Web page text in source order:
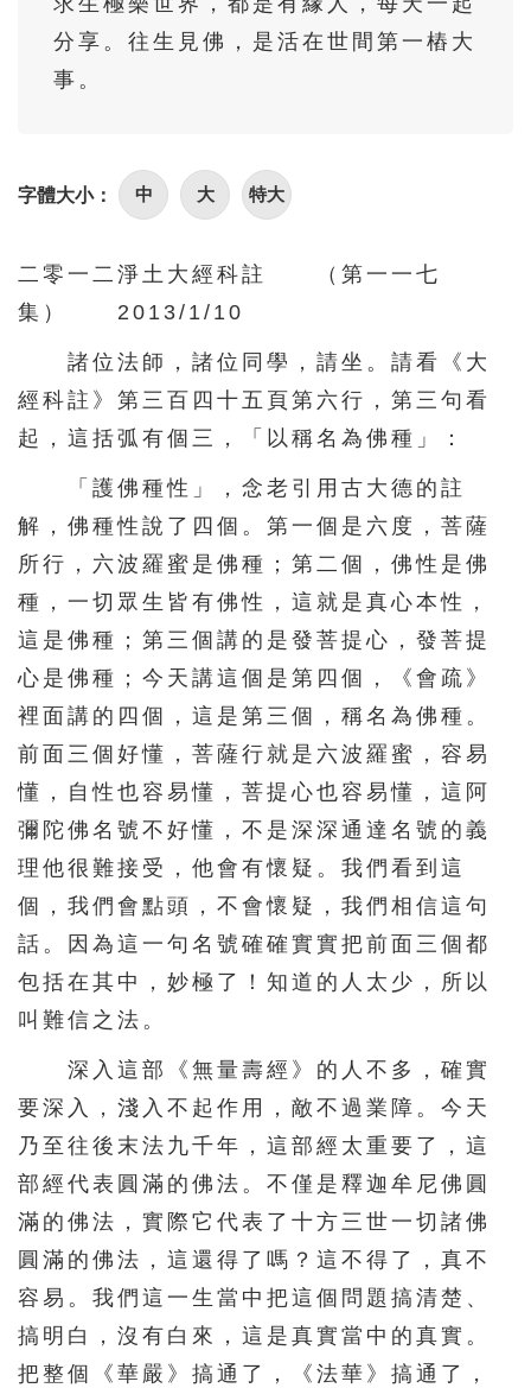
86 88 89 90
106 107 108
117 118 119
131 132 133 134
141 142 143 144 145
146 147 148 149 150
151 152 153 154 155
156 157 158 159 160
166 167 168 169 170
171 172 173 174 175
176 177 178 179 180
181 182 183 184 185
186 187 188 189 190
196
201 202 203 204 205
206 207 208 209 210
211 212 213 214 215
216 217 218 219 220
221 222 223 225
231 232 233 234 235
236 237 238 239 240
分享。往生見佛，是活在世間第一樁大
事。
字體大小： 中 大 特大
二零一二淨土大經科註 （第一一七
集） 2013/1/10
諸位法師，諸位同學，請坐。請看《大
經科註》第三百四十五頁第六行，第三句看
起，這括弧有個三，「以稱名為佛種」：
「護佛種性」，念老引用古大德的註
解，佛種性說了四個。第一個是六度，菩薩
所行，六波羅蜜是佛種；第二個，佛性是佛
種，一切眾生皆有佛性，這就是真心本性，
這是佛種；第三個講的是發菩提心，發菩提
心是佛種；今天講這個是第四個，《會疏》
裡面講的四個，這是第三個，稱名為佛種。
前面三個好懂，菩薩行就是六波羅蜜，容易
懂，自性也容易懂，菩提心也容易懂，這阿
彌陀佛名號不好懂，不是深深通達名號的義
理他很難接受，他會有懷疑。我們看到這
個，我們會點頭，不會懷疑，我們相信這句
話。因為這一句名號確確實實把前面三個都
包括在其中，妙極了！知道的人太少，所以
叫難信之法。
深入這部《無量壽經》的人不多，確實
要深入，淺入不起作用，敵不過業障。今天
乃至往後末法九千年，這部經太重要了，這
部經代表圓滿的佛法。不僅是釋迦牟尼佛圓
滿的佛法，實際它代表了十方三世一切諸佛
圓滿的佛法，這還得了嗎？這不得了，真不
容易。我們這一生當中把這個問題搞清楚、
搞明白，沒有白來，這是真實當中的真實。
把整個《華嚴》搞通了，《法華》搞通了，